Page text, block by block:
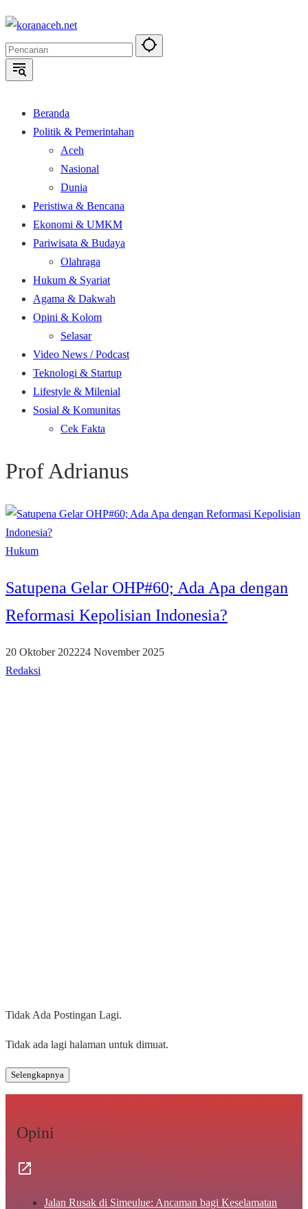
Langsung
konten
Beranda
Politik & Pemerintahan
Aceh
Nasional
Dunia
Peristiwa & Bencana
Ekonomi & UMKM
Pariwisata & Budaya
Olahraga
Hukum & Syariat
Agama & Dakwah
Opini & Kolom
Selasar
Video News / Podcast
Teknologi & Startup
Lifestyle & Milenial
Sosial & Komunitas
Cek Fakta
Prof Adrianus
Hukum
Satupena Gelar OHP#60; Ada Apa dengan
Reformasi Kepolisian Indonesia?
20 Oktober 202224 November 2025
Redaksi
Tidak Ada Postingan Lagi.
Tidak ada lagi halaman untuk dimuat.
Selengkapnya
Opini
Jalan Rusak di Simeulue: Ancaman bagi Keselamatan